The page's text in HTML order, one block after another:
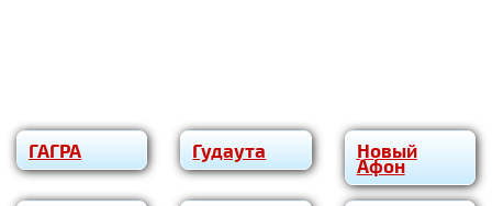
ГАГРА Гудаута Новый
Афон